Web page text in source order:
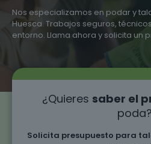
Nos especializamos en podar y
Huesca. Trabajos seguros,
entorno. Llama ahora y solicita un
¿Quieres saber el
poda?
Solicita presupuesto para